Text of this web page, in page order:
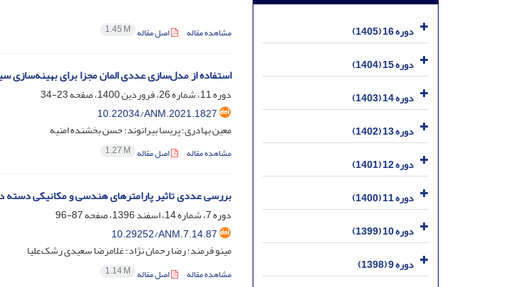
مشاهده مقاله اصل مقاله 1.45 M
استفاده از مدل‌سازی عددی المان مجزا برای
دوره 11، شماره 26، فروردین 1400، صفحه
23-34
10.22034/ANM.2021.1827
معین بهادری؛ پریسا بیرانوند؛ حسن بخشنده امنیه
مشاهده مقاله اصل مقاله 1.27 M
بررسی عددی تاثیر پارامترهای هندسی و مکانیکی
دوره 7، شماره 14، اسفند 1396، صفحه
87-96
10.29252/ANM.7.14.87
مینو فرمند؛ رضا رحمان نژاد؛ غلامرضا سعیدی رشک‌علیا
مشاهده مقاله اصل مقاله 1.14 M
دوره 16 (1405)
دوره 15 (1404)
دوره 14 (1403)
دوره 13 (1402)
دوره 12 (1401)
دوره 11 (1400)
دوره 10 (1399)
دوره 9 (1398)